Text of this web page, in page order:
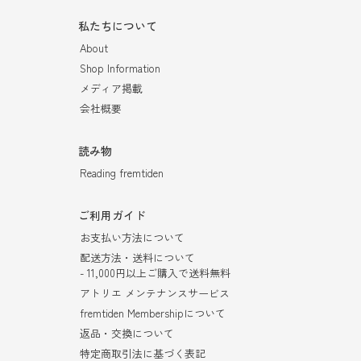
私たちについて
About
Shop Information
メディア掲載
会社概要
読み物
Reading fremtiden
ご利用ガイド
お支払い方法について
配送方法・送料について
- 11,000円以上ご購入で送料無料
アトリエ メンテナンスサービス
fremtiden Membershipについて
返品・交換について
特定商取引法に基づく表記